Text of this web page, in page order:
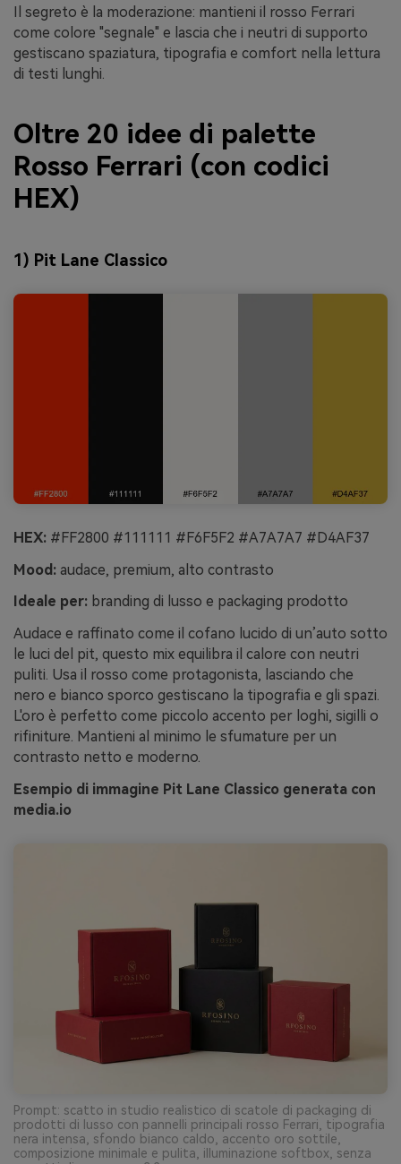
Il segreto è la moderazione: mantieni il rosso Ferrari
come colore "segnale" e lascia che i neutri di supporto
gestiscano spaziatura, tipografia e comfort nella lettura
di testi lunghi.
Oltre 20 idee di palette
Rosso Ferrari (con codici
HEX)
1) Pit Lane Classico
HEX: #FF2800 #111111 #F6F5F2 #A7A7A7 #D4AF37
Mood: audace, premium, alto contrasto
Ideale per: branding di lusso e packaging prodotto
Audace e raffinato come il cofano lucido di un’auto sotto
le luci del pit, questo mix equilibra il calore con neutri
puliti. Usa il rosso come protagonista, lasciando che
nero e bianco sporco gestiscano la tipografia e gli spazi.
L'oro è perfetto come piccolo accento per loghi, sigilli o
rifiniture. Mantieni al minimo le sfumature per un
contrasto netto e moderno.
Esempio di immagine Pit Lane Classico generata con
media.io
Prompt: scatto in studio realistico di scatole di packaging di
prodotti di lusso con pannelli principali rosso Ferrari, tipografia
nera intensa, sfondo bianco caldo, accento oro sottile,
composizione minimale e pulita, illuminazione softbox, senza